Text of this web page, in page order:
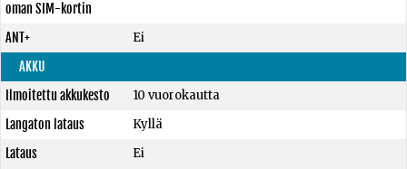
oman SIM-kortin
ANT+
Ei
AKKU
Ilmoitettu akkukesto
10 vuorokautta
Langaton lataus
Kyllä
Lataus
Ei